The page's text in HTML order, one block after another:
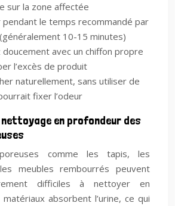
sur la zone affectée
pendant le temps recommandé par
10-15 minutes)
doucement avec un chiffon propre
l’excès de produit
naturellement, sans utiliser de
fixer l’odeur
nettoyage en profondeur des
comme les tapis, les
meubles rembourrés peuvent
difficiles à nettoyer en
absorbent l’urine, ce qui